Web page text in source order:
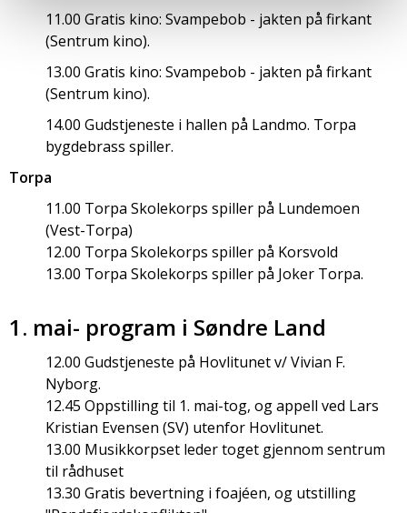
11.00 Gratis kino: Svampebob - jakten på firkant
(Sentrum kino).
13.00 Gratis kino: Svampebob - jakten på firkant
(Sentrum kino).
14.00 Gudstjeneste i hallen på Landmo. Torpa
bygdebrass spiller.
Torpa
11.00 Torpa Skolekorps spiller på Lundemoen
(Vest-Torpa)
12.00 Torpa Skolekorps spiller på Korsvold
13.00 Torpa Skolekorps spiller på Joker Torpa.
1. mai- program i Søndre Land
12.00 Gudstjeneste på Hovlitunet v/ Vivian F.
Nyborg.
12.45 Oppstilling til 1. mai-tog, og appell ved Lars
Kristian Evensen (SV) utenfor Hovlitunet.
13.00 Musikkorpset leder toget gjennom sentrum
til rådhuset
13.30 Gratis bevertning i foajéen, og utstilling